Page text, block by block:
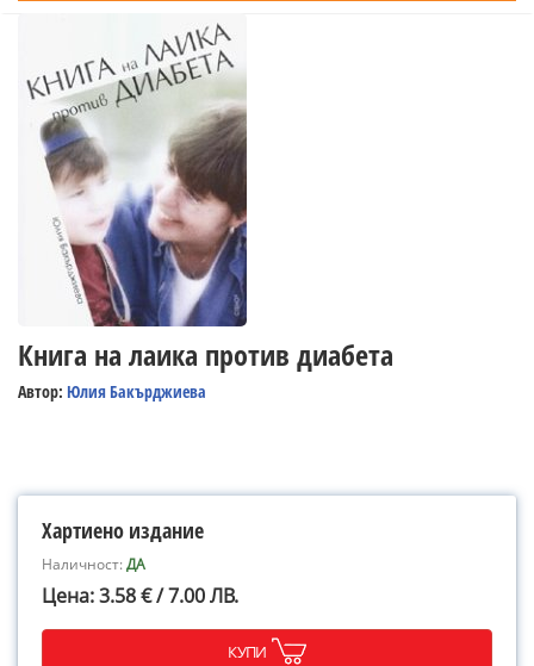
Книга на лаика против диабета
Автор: Юлия Бакърджиева
Хартиено издание
Наличност:ДА
Цена: 3.58 € / 7.00 ЛВ.
КУПИ